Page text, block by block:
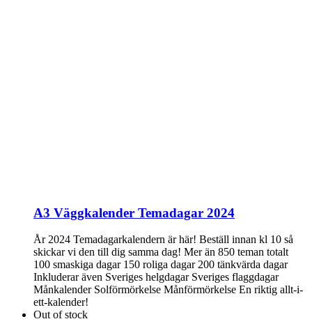
A3 Väggkalender Temadagar 2024
År 2024 Temadagarkalendern är här! Beställ innan kl 10 så
skickar vi den till dig samma dag! Mer än 850 teman totalt
100 smaskiga dagar 150 roliga dagar 200 tänkvärda dagar
Inkluderar även Sveriges helgdagar Sveriges flaggdagar
Månkalender Solförmörkelse Månförmörkelse En riktig allt-i-
ett-kalender!
Out of stock